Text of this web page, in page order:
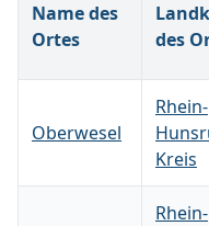
Name des
Ortes
des
Oberwesel
Rhein-
Kreis
Rhein-